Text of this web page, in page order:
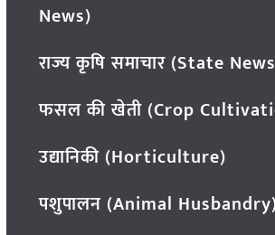
News)
राज्य कृषि समाचार (State
फसल की खेती (Crop
उद्यानिकी (Horticulture)
पशुपालन (Animal